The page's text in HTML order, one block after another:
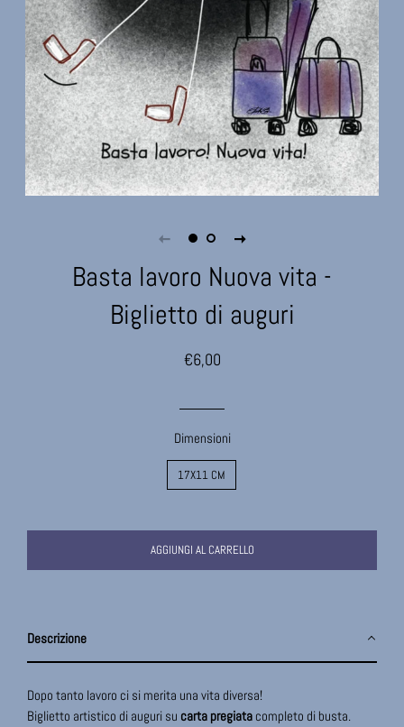
Basta lavoro Nuova vita -
Biglietto di auguri
Prezzo
Prezzo
€6,00
Dimensioni
17X11 CM
AGGIUNGI AL CARRELLO
Descrizione
Dopo tanto lavoro ci si merita una vita diversa!
Biglietto artistico di auguri su carta pregiata completo di busta.